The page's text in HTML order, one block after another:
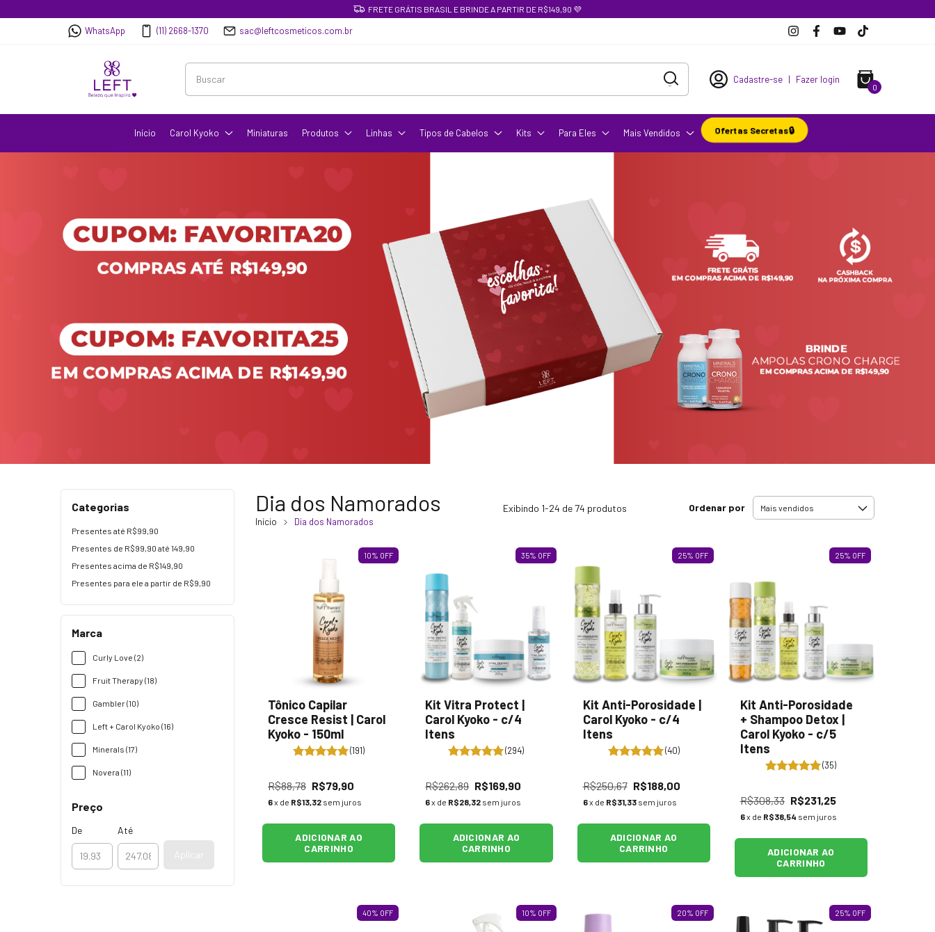
FRETE GRÁTIS BRASIL E BRINDE A PARTIR DE R$149,90 💜
WhatsApp (11) 2668-1370 sac@leftcosmeticos.com.br
Cadastre-se | Fazer login
0
Início Carol Kyoko Miniaturas Produtos Linhas Tipos de Cabelos Kits Para Eles Mais Vendidos Ofertas Secretas🔒
Categorias
Presentes até R$99,90
Presentes de R$99,90 até 149,90
Presentes acima de R$149,90
Presentes para ele a partir de R$9,90
Marca
Curly Love (2)
Fruit Therapy (18)
Gambler (10)
Left + Carol Kyoko (16)
Minerals (17)
Novera (11)
Preço
De Até
Aplicar
Dia dos Namorados
Início Dia dos Namorados
Exibindo 1-24 de 74 produtos Ordenar por
10% OFF
Tônico Capilar
Cresce Resist | Carol
Kyoko - 150ml
(191)
R$88,78 R$79,90
6x de R$13,32 sem juros
ADICIONAR AO
CARRINHO
35% OFF
Kit Vitra Protect |
Carol Kyoko - c/4
Itens
(294)
R$262,89 R$169,90
6x de R$28,32 sem juros
ADICIONAR AO
CARRINHO
25% OFF
Kit Anti-Porosidade |
Carol Kyoko - c/4
Itens
(40)
R$250,67 R$188,00
6x de R$31,33 sem juros
ADICIONAR AO
CARRINHO
25% OFF
Kit Anti-Porosidade
+ Shampoo Detox |
Carol Kyoko - c/5
Itens
(35)
R$308,33 R$231,25
6x de R$38,54 sem juros
ADICIONAR AO
CARRINHO
40% OFF 10% OFF 20% OFF 25% OFF